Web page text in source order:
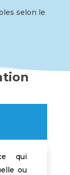
selon le
qui
ou